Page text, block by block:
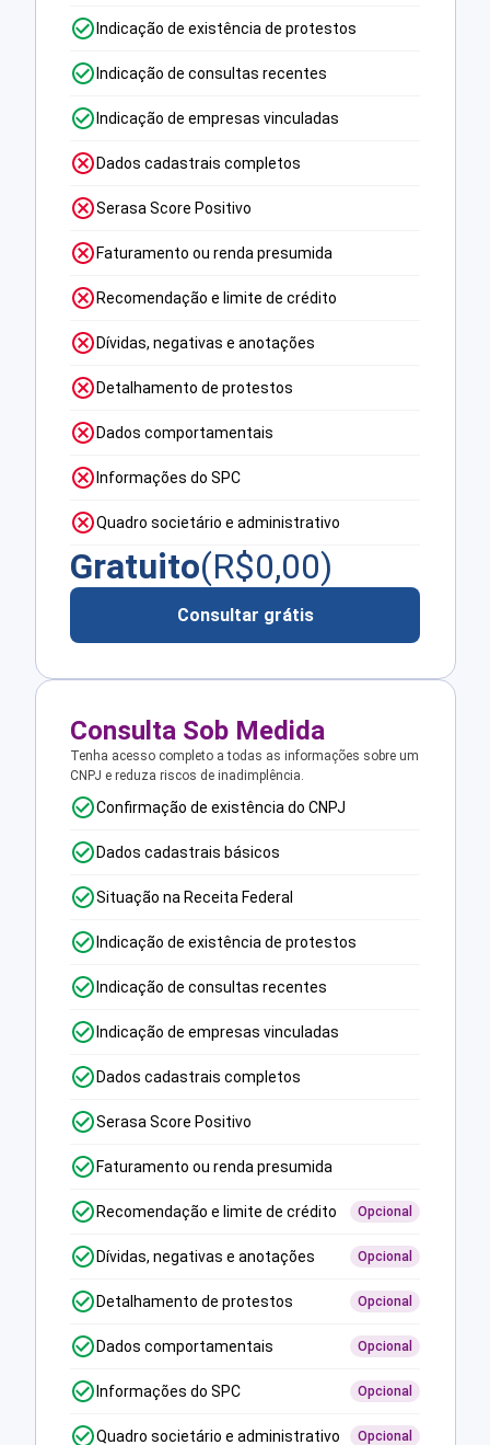
Indicação de existência de protestos
Indicação de consultas recentes
Indicação de empresas vinculadas
Dados cadastrais completos
Serasa Score Positivo
Faturamento ou renda presumida
Recomendação e limite de crédito
Dívidas, negativas e anotações
Detalhamento de protestos
Dados comportamentais
Informações do SPC
Quadro societário e administrativo
Gratuito(R$0,00)
Consultar grátis
Consulta Sob Medida
Tenha acesso completo a todas as informações sobre um
CNPJ e reduza riscos de inadimplência.
Confirmação de existência do CNPJ
Dados cadastrais básicos
Situação na Receita Federal
Indicação de existência de protestos
Indicação de consultas recentes
Indicação de empresas vinculadas
Dados cadastrais completos
Serasa Score Positivo
Faturamento ou renda presumida
Recomendação e limite de crédito Opcional
Dívidas, negativas e anotações Opcional
Detalhamento de protestos Opcional
Dados comportamentais Opcional
Informações do SPC Opcional
Quadro societário e administrativo Opcional